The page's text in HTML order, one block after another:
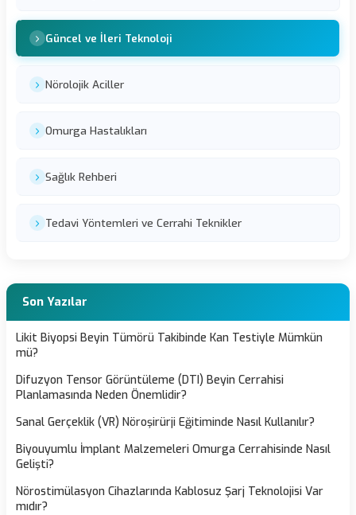
Güncel ve İleri Teknoloji
Nörolojik Aciller
Omurga Hastalıkları
Sağlık Rehberi
Tedavi Yöntemleri ve Cerrahi Teknikler
Son Yazılar
Likit Biyopsi Beyin Tümörü Takibinde Kan Testiyle Mümkün
mü?
Difuzyon Tensor Görüntüleme (DTI) Beyin Cerrahisi
Planlamasında Neden Önemlidir?
Sanal Gerçeklik (VR) Nöroşirürji Eğitiminde Nasıl Kullanılır?
Biyouyumlu İmplant Malzemeleri Omurga Cerrahisinde Nasıl
Gelişti?
Nörostimülasyon Cihazlarında Kablosuz Şarj Teknolojisi Var
mıdır?